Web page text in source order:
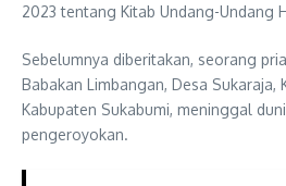
2023 tentang Kitab Undang-Undang
Sebelumnya diberitakan, seorang
Babakan Limbangan, Desa Sukaraja,
Kabupaten Sukabumi, meninggal
pengeroyokan.